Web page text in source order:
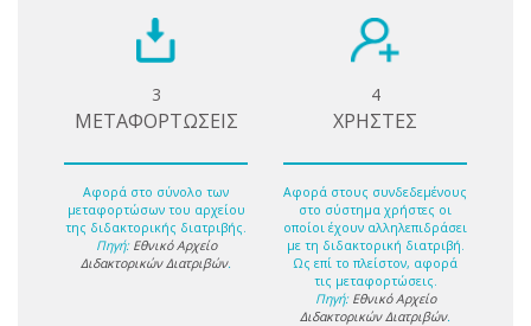
3
ΜΕΤΑΦΟΡΤΩΣΕΙΣ
Αφορά στο σύνολο των
μεταφορτώσων του αρχείου
της διδακτορικής διατριβής.
Πηγή: Εθνικό Αρχείο
Διδακτορικών Διατριβών.
4
ΧΡΗΣΤΕΣ
Αφορά στους συνδεδεμένους
στο σύστημα χρήστες οι
οποίοι έχουν αλληλεπιδράσει
με τη διδακτορική διατριβή.
Ως επί το πλείστον, αφορά
τις μεταφορτώσεις.
Πηγή: Εθνικό Αρχείο
Διδακτορικών Διατριβών.